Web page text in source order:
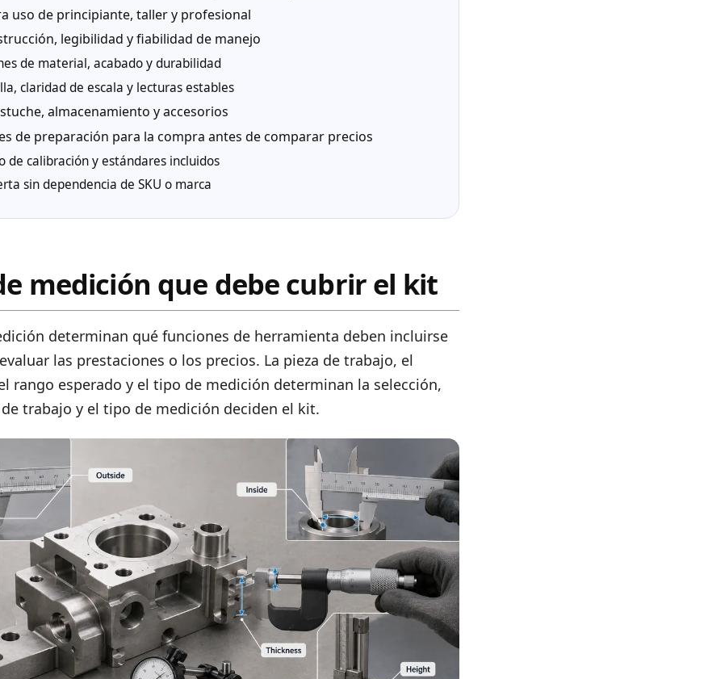
uso de principiante, taller y profesional
legibilidad y fiabilidad de manejo
de material, acabado y durabilidad
claridad de escala y lecturas estables
almacenamiento y accesorios
de preparación para la compra antes de comparar precios
de calibración y estándares incluidos
sin dependencia de SKU o marca
medición que debe cubrir el kit
determinan qué funciones de herramienta deben incluirse
las prestaciones o los precios. La pieza de trabajo, el
rango esperado y el tipo de medición determinan la selección,
trabajo y el tipo de medición deciden el kit.